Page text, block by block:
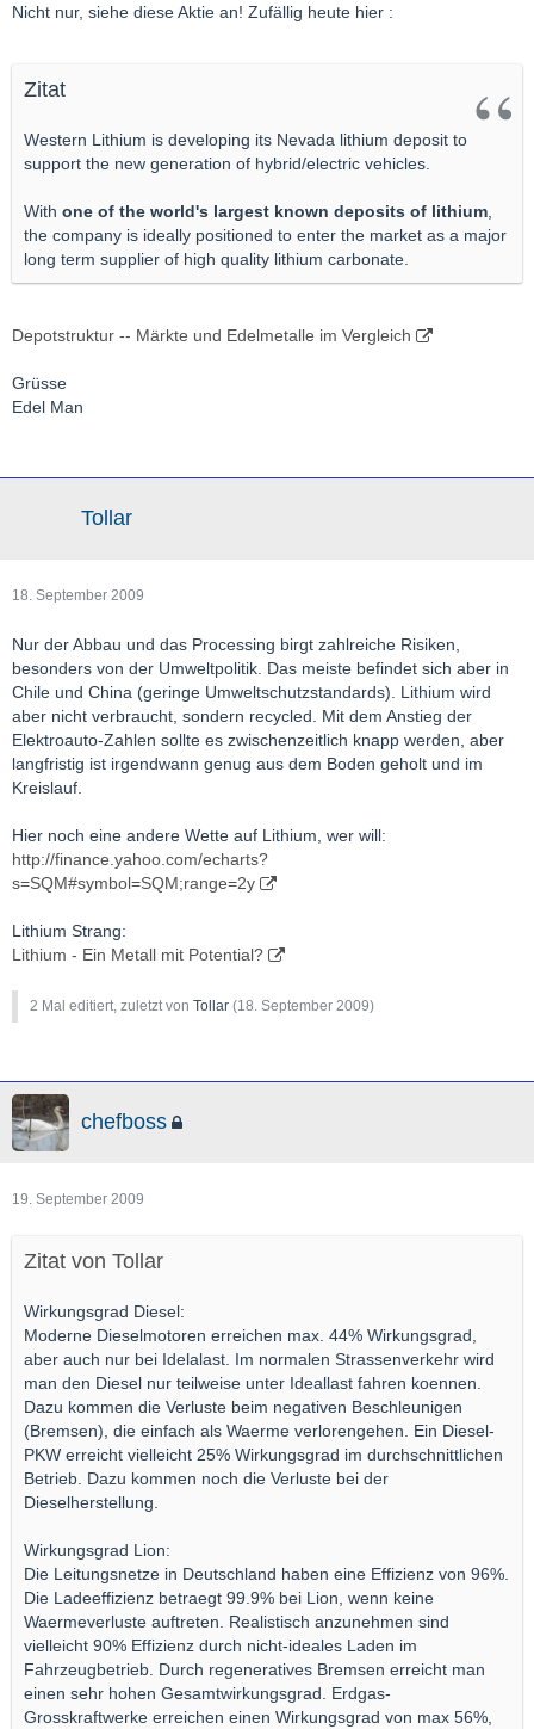
Nicht nur, siehe diese Aktie an! Zufällig heute hier :
Zitat
Western Lithium is developing its Nevada lithium deposit to
support the new generation of hybrid/electric vehicles.
With one of the world's largest known deposits of lithium
the company is ideally positioned to enter the market as a major
long term supplier of high quality lithium carbonate.
Depotstruktur -- Märkte und Edelmetalle im Vergleich
Grüsse
Edel Man
Tollar
18. September 2009
Nur der Abbau und das Processing birgt zahlreiche Risiken,
besonders von der Umweltpolitik. Das meiste befindet sich aber in
Chile und China (geringe Umweltschutzstandards). Lithium wird
aber nicht verbraucht, sondern recycled. Mit dem Anstieg der
Elektroauto-Zahlen sollte es zwischenzeitlich knapp werden, aber
langfristig ist irgendwann genug aus dem Boden geholt und im
Kreislauf.
Hier noch eine andere Wette auf Lithium, wer will:
http://finance.yahoo.com/echarts?
s=SQM#symbol=SQM;range=2y
Lithium Strang:
Lithium - Ein Metall mit Potential?
2 Mal editiert, zuletzt von Tollar (18. September 2009)
chefboss
19. September 2009
Zitat von Tollar
Wirkungsgrad Diesel:
Moderne Dieselmotoren erreichen max. 44% Wirkungsgrad,
aber auch nur bei Idelalast. Im normalen Strassenverkehr wird
man den Diesel nur teilweise unter Ideallast fahren koennen.
Dazu kommen die Verluste beim negativen Beschleunigen
(Bremsen), die einfach als Waerme verlorengehen. Ein Diesel-
PKW erreicht vielleicht 25% Wirkungsgrad im durchschnittlichen
Betrieb. Dazu kommen noch die Verluste bei der
Dieselherstellung.
Wirkungsgrad Lion:
Die Leitungsnetze in Deutschland haben eine Effizienz von 96%.
Die Ladeeffizienz betraegt 99.9% bei Lion, wenn keine
Waermeverluste auftreten. Realistisch anzunehmen sind
vielleicht 90% Effizienz durch nicht-ideales Laden im
Fahrzeugbetrieb. Durch regeneratives Bremsen erreicht man
einen sehr hohen Gesamtwirkungsgrad. Erdgas-
Grosskraftwerke erreichen einen Wirkungsgrad von max 56%,